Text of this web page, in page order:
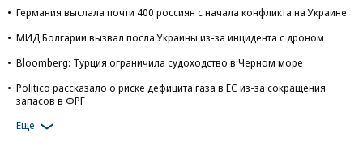
Темы:
Картина дня Вся лента
Турция предложила России и Украине